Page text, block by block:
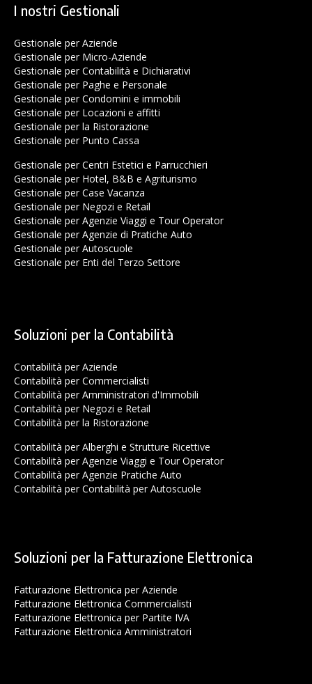
I nostri Gestionali
Gestionale per Aziende
Gestionale per Micro-Aziende
Gestionale per Contabilità e Dichiarativi
Gestionale per Paghe e Personale
Gestionale per Condomini e immobili
Gestionale per Locazioni e affitti
Gestionale per la Ristorazione
Gestionale per Punto Cassa
Gestionale per Centri Estetici e Parrucchieri
Gestionale per Hotel, B&B e Agriturismo
Gestionale per Case Vacanza
Gestionale per Negozi e Retail
Gestionale per Agenzie Viaggi e Tour Operator
Gestionale per Agenzie di Pratiche Auto
Gestionale per Autoscuole
Gestionale per Enti del Terzo Settore
Soluzioni per la Contabilità
Contabilità per Aziende
Contabilità per Commercialisti
Contabilità per Amministratori d'Immobili
Contabilità per Negozi e Retail
Contabilità per la Ristorazione
Contabilità per Alberghi e Strutture Ricettive
Contabilità per Agenzie Viaggi e Tour Operator
Contabilità per Agenzie Pratiche Auto
Contabilità per Contabilità per Autoscuole
Soluzioni per la Fatturazione Elettronica
Fatturazione Elettronica per Aziende
Fatturazione Elettronica Commercialisti
Fatturazione Elettronica per Partite IVA
Fatturazione Elettronica Amministratori